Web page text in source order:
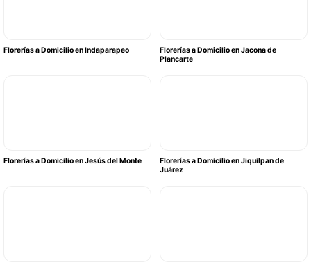
Florerías a Domicilio en Indaparapeo
Florerías a Domicilio en Jacona de
Plancarte
Florerías a Domicilio en Jesús del Monte
Florerías a Domicilio en Jiquilpan de
Juárez